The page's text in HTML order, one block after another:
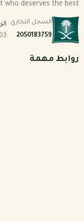
who deserves the best
السجل التجاري
2050183759
روابط مهمة